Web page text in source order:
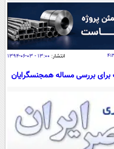
حوادث
دانایی
زیست
و تفریح
الملل
علمی
انتشار: ۱۳:۰۰ - ۰۳-۰۶-۱۳۹۴
برای بررسی مساله همجنسگرایان